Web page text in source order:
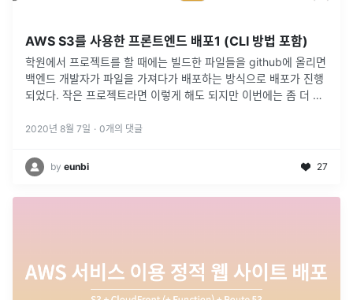
AWS S3를 사용한 프론트엔드 배포1 (CLI 방법 포함)
학원에서 프로젝트를 할 때에는 빌드한 파일들을 github에 올리면
백엔드 개발자가 파일을 가져다가 배포하는 방식으로 배포가 진행
되었다. 작은 프로젝트라면 이렇게 해도 되지만 이번에는 좀 더 규
빌드하는 방식으...
2020년 8월 7일 · 0개의 댓글
by eunbi 27